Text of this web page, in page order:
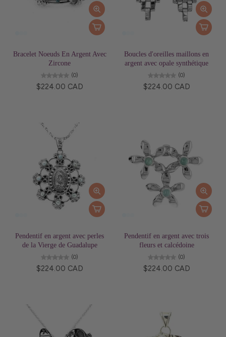
Bracelet Noeuds En Argent Avec
Zircone
(0)
$224.00 CAD
Boucles d'oreilles maillons en
argent avec opale synthétique
(0)
$224.00 CAD
Pendentif en argent avec perles
de la Vierge de Guadalupe
(0)
$224.00 CAD
Pendentif en argent avec trois
fleurs et calcédoine
(0)
$224.00 CAD